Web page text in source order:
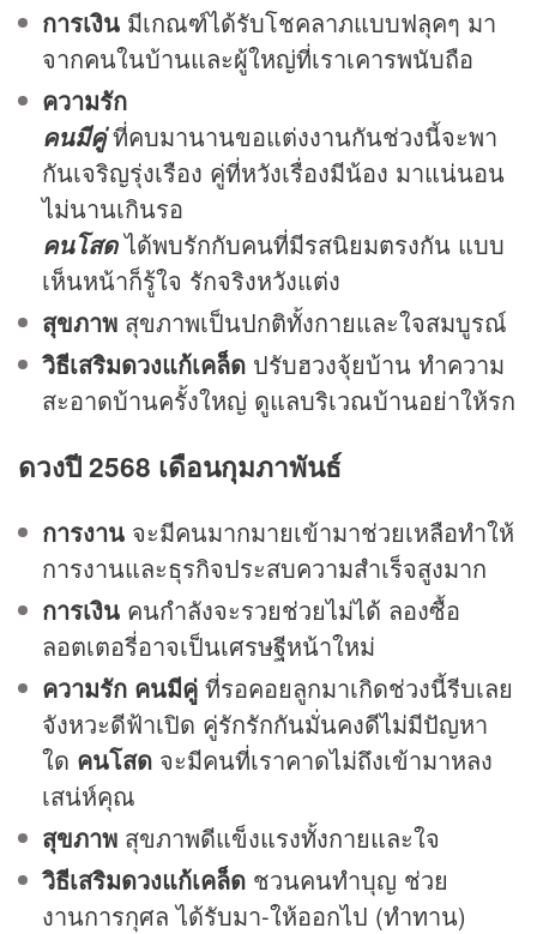
การเงิน มีเกณฑ์ได้รับโชคลาภแบบฟลุคๆ มา
จากคนในบ้านและผู้ใหญ่ที่เราเคารพนับถือ
ความรัก
คนมีคู่ที่คบมานานขอแต่งงานกันช่วงนี้จะพา
กันเจริญรุ่งเรือง คู่ที่หวังเรื่องมีน้อง มาแน่นอน
ไม่นานเกินรอ
คนโสดได้พบรักกับคนที่มีรสนิยมตรงกัน แบบ
เห็นหน้าก็รู้ใจ รักจริงหวังแต่ง
สุขภาพ สุขภาพเป็นปกติทั้งกายและใจสมบูรณ์
วิธีเสริมดวงแก้เคล็ด ปรับฮวงจุ้ยบ้าน ทำความ
สะอาดบ้านครั้งใหญ่ ดูแลบริเวณบ้านอย่าให้รก
ดวงปี 2568 เดือนกุมภาพันธ์
การงาน จะมีคนมากมายเข้ามาช่วยเหลือทำให้
การงานและธุรกิจประสบความสำเร็จสูงมาก
การเงิน คนกำลังจะรวยช่วยไม่ได้ ลองซื้อ
ลอตเตอรี่อาจเป็นเศรษฐีหน้าใหม่
ความรัก คนมีคู่ ที่รอคอยลูกมาเกิดช่วงนี้รีบเลย
จังหวะดีฟ้าเปิด คู่รักรักกันมั่นคงดีไม่มีปัญหา
ใด คนโสด จะมีคนที่เราคาดไม่ถึงเข้ามาหลง
เสน่ห์คุณ
สุขภาพ สุขภาพดีแข็งแรงทั้งกายและใจ
วิธีเสริมดวงแก้เคล็ด ชวนคนทำบุญ ช่วย
งานการกุศล ได้รับมา-ให้ออกไป (ทำทาน)